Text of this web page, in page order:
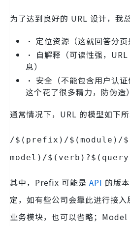
为了达到良好的 URL 设计，我
• 定位资源（这就回答分页
• 自解释（可读性强，
息）
• 安全（不能包含用户认
这个花了很多精力，防伪造）
通常情况下，URL 的模型如下所
/$(prefix)/$(module)/
model)/
其中，Prefix 可能是 API 的版
定，如有些公司会靠此进行接
业务模块，也可以省略；